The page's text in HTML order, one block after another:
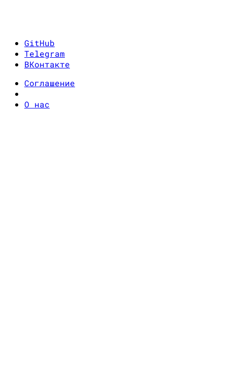
GitHub
Telegram
ВКонтакте
Соглашение
О нас